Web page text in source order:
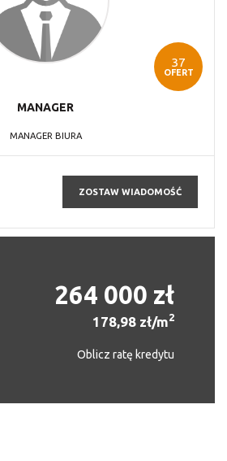
37
OFERT
MANAGER
MANAGER BIURA
ZOSTAW WIADOMOŚĆ
264 000 zł
178,98 zł/m2
Oblicz ratę kredytu